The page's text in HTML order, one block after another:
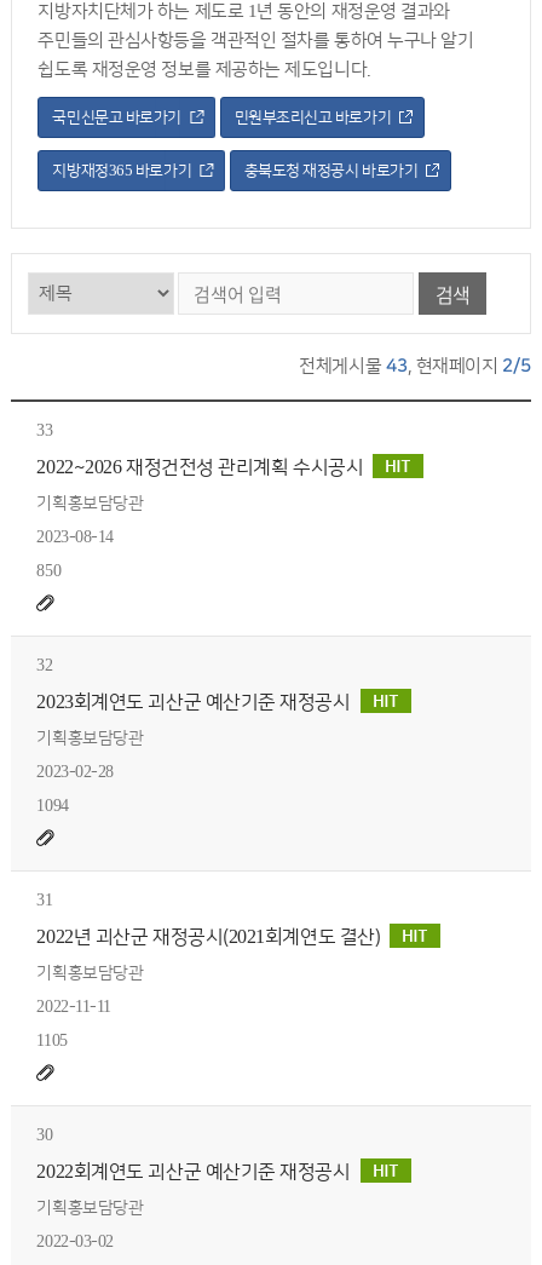
지방자치단체가 하는 제도로 1년 동안의 재정운영 결과와
주민들의 관심사항등을 객관적인 절차를 통하여 누구나 알기
쉽도록 재정운영 정보를 제공하는 제도입니다.
국민신문고 바로가기 민원부조리신고 바로가기
지방재정365 바로가기 충북도청 재정공시 바로가기
검색
전체게시물 43, 현재페이지 2/5
33
2022~2026 재정건전성 관리계획 수시공시
기획홍보담당관
2023-08-14
850
32
2023회계연도 괴산군 예산기준 재정공시
기획홍보담당관
2023-02-28
1094
31
2022년 괴산군 재정공시(2021회계연도 결산)
기획홍보담당관
2022-11-11
1105
30
2022회계연도 괴산군 예산기준 재정공시
기획홍보담당관
2022-03-02